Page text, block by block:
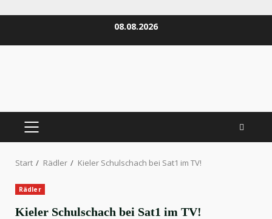
08.08.2026
PRIMÄRES
Start Rädler Kieler Schulschach bei Sat1 im TV!
Rädler
Kieler Schulschach bei Sat1 im TV!